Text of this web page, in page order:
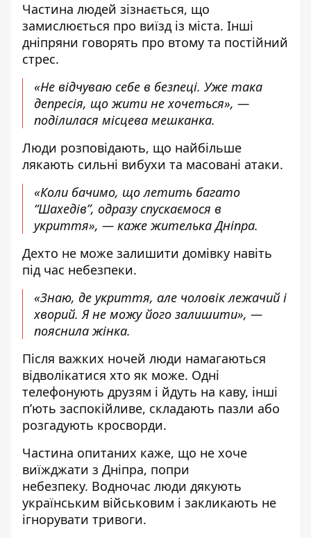
Частина людей зізнається, що
замислюється про виїзд із міста. Інші
дніпряни говорять про втому та постійний
стрес.
«Не відчуваю себе в безпеці. Уже така
депресія, що жити не хочеться», —
поділилася місцева мешканка.
Люди розповідають, що найбільше
лякають сильні вибухи та масовані атаки.
«Коли бачимо, що летить багато
“Шахедів”, одразу спускаємося в
укриття», — каже жителька Дніпра.
Дехто не може залишити домівку навіть
під час небезпеки.
«Знаю, де укриття, але чоловік лежачий і
хворий. Я не можу його залишити», —
пояснила жінка.
Після важких ночей люди намагаються
відволікатися хто як може. Одні
телефонують друзям і йдуть на каву, інші
п’ють заспокійливе, складають пазли або
розгадують кросворди.
Частина опитаних каже, що не хоче
виїжджати з Дніпра, попри
небезпеку. Водночас люди дякують
українським військовим і закликають не
ігнорувати тривоги.